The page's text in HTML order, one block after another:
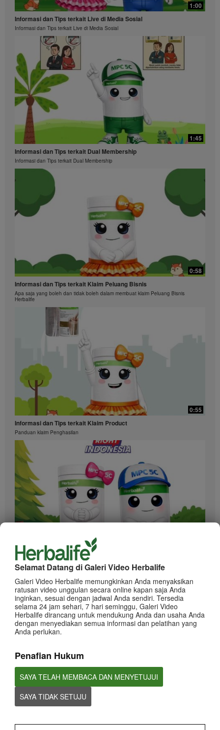
Selamat Datang di Galeri Video Herbalife
Galeri Video Herbalife memungkinkan Anda menyaksikan
ratusan video unggulan secara online kapan saja Anda
inginkan, sesuai dengan jadwal Anda sendiri. Tersedia
selama 24 jam sehari, 7 hari seminggu, Galeri Video
Herbalife dirancang untuk mendukung Anda dan usaha Anda
dengan menyediakan semua informasi dan pelatihan yang
Anda perlukan.
Penafian Hukum
SAYA TELAH MEMBACA DAN MENYETUJUI
SAYA TIDAK SETUJU
1:00
Informasi dan Tips terkait Live di Media Sosial
Informasi dan Tips terkait Live di Media Sosial
1:45
Informasi dan Tips terkait Dual Membership
Informasi dan Tips terkait Dual Membership
0:58
Informasi dan Tips terkait Klaim Peluang Bisnis
Apa saja yang boleh dan tidak boleh dalam membuat klaim Peluang Bisnis
Herbalife
0:55
Informasi dan Tips terkait Klaim Product
Panduan klaim Penghasilan
Informasi dan Tips terkait Klaim Penghasilan
Panduan klaim Penghasilan
Herbalife Indonesia bangga untuk menjadi nutrition partner Atlet
Sepak Bola Nasional Indonesia.
Rizky Ridho Ramadhani - Atlet Sponsor Herbalife Indonesia